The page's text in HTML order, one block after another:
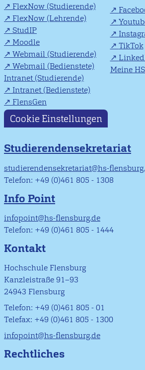
FlexNow (Studierende)
FlexNow (Lehrende)
StudIP
Moodle
Webmail (Studierende)
Webmail (Bedienstete)
Intranet (Studierende)
Intranet (Bedienstete)
FlensGen
TikTok
Meine
Cookie Einstellungen
Studierendensekretariat
studierendensekretariat@hs-
Telefon: +49 (0)461 805 - 1308
Info Point
infopoint@hs-flensburg.de
Telefon: +49 (0)461 805 - 1444
Kontakt
Hochschule Flensburg
Kanzleistraße 91–93
24943 Flensburg
Telefon: +49 (0)461 805 - 01
Telefax: +49 (0)461 805 - 1300
infopoint@hs-flensburg.de
Rechtliches